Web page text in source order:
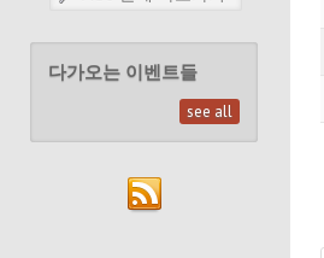
다가오는 이벤트들
see all